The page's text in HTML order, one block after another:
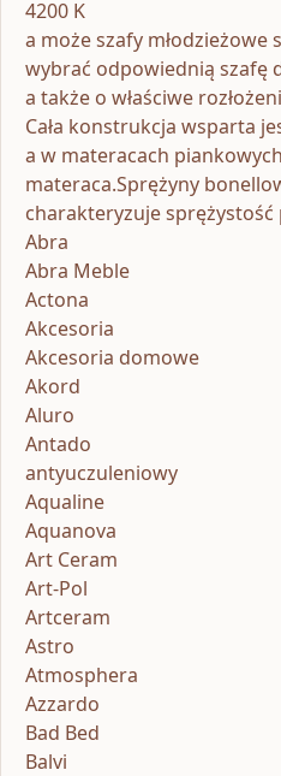
4200 K
a może szafy młodzieżowe
wybrać odpowiednią szafę
a także o właściwe
Cała konstrukcja wsparta
a w materacach
materaca.Sprężyny
charakteryzuje
Abra
Abra Meble
Actona
Akcesoria
Akcesoria domowe
Akord
Aluro
Antado
antyuczuleniowy
Aqualine
Aquanova
Art Ceram
Art-Pol
Artceram
Astro
Atmosphera
Azzardo
Bad Bed
Balvi